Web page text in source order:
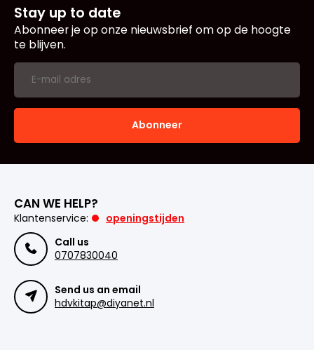
Stay up to date
Abonneer je op onze nieuwsbrief om op de hoogte
te blijven.
Abonneer
CAN WE HELP?
Klantenservice:
openingstijden
Call us
0707830040
Send us an email
hdvkitap@diyanet.nl